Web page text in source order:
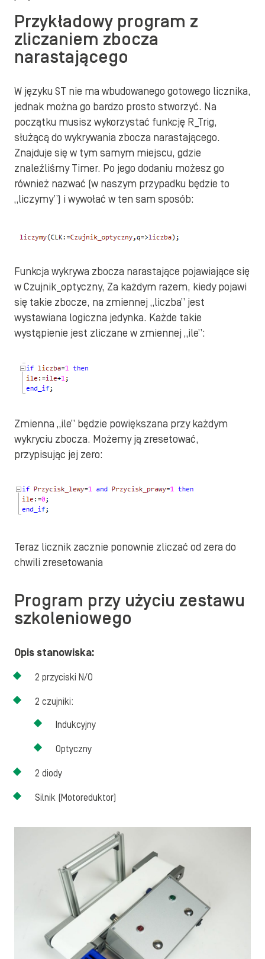
Przykładowy program z
zliczaniem zbocza
narastającego
W języku ST nie ma wbudowanego gotowego licznika,
jednak można go bardzo prosto stworzyć. Na
początku musisz wykorzystać funkcję R_Trig,
służącą do wykrywania zbocza narastającego.
Znajduje się w tym samym miejscu, gdzie
znaleźliśmy Timer. Po jego dodaniu możesz go
również nazwać (w naszym przypadku będzie to
„liczymy”) i wywołać w ten sam sposób:
Funkcja wykrywa zbocza narastające pojawiające się
w Czujnik_optyczny, Za każdym razem, kiedy pojawi
się takie zbocze, na zmiennej „liczba” jest
wystawiana logiczna jedynka. Każde takie
wystąpienie jest zliczane w zmiennej „ile”:
Zmienna „ile” będzie powiększana przy każdym
wykryciu zbocza. Możemy ją zresetować,
przypisując jej zero:
Teraz licznik zacznie ponownie zliczać od zera do
chwili zresetowania
Program przy użyciu zestawu
szkoleniowego
Opis stanowiska:
2 przyciski N/O
2 czujniki:
Indukcyjny
Optyczny
2 diody
Silnik (Motoreduktor)